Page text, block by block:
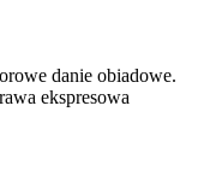
danie obiadowe.
ekspresowa